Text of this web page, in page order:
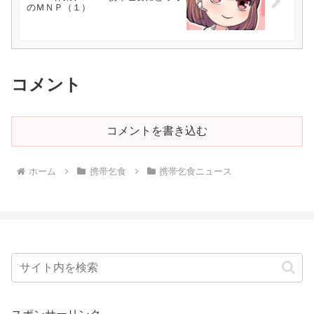
のＭＮＰ（１）
コメント
コメントを書き込む
ホーム 携帯乞食 携帯乞食ニュース